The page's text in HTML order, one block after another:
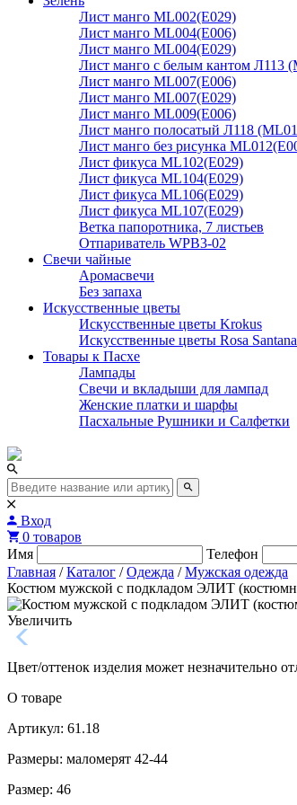
Лист манго ML002(E029)
Лист манго ML004(E006)
Лист манго ML004(E029)
Лист манго с белым кантом Л113
Лист манго ML007(E006)
Лист манго ML007(E029)
Лист манго ML009(E006)
Лист манго полосатый Л118
Лист манго без рисунка
Лист фикуса ML102(E029)
Лист фикуса ML104(E029)
Лист фикуса ML106(E029)
Лист фикуса ML107(E029)
Ветка папоротника, 7 листьев
Отпариватель WPB3-02
Свечи чайные
Аромасвечи
Без запаха
Искусственные цветы
Искусственные цветы Krokus
Искусственные цветы Rosa Santana
Товары к Пасхе
Лампады
Свечи и вкладыши для лампад
Женские платки и шарфы
Пасхальные Рушники и Салфетки
Вход
0 товаров
Имя
Телефон
Главная / Каталог / Одежда / Мужская одежда
Костюм мужской с подкладом ЭЛИТ
Увеличить
Цвет/оттенок изделия может незначительно
О товаре
Артикул: 61.18
Размеры: маломерят 42-44
Размер: 46